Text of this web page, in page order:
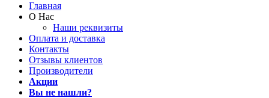
Главная
О Нас
Наши реквизиты
Оплата и доставка
Контакты
Отзывы клиентов
Производители
Акции
Вы не нашли?